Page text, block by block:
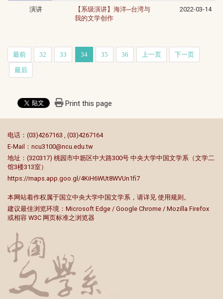
演讲
【系级演讲】海洋─台湾与
我的文学创作
2022-03-14
最前 32 33 34 35 36 上一页 下一页
最后
Print this page
电话：(03)4267163 , (03)4267164
E-Mail： ncu3100@ncu.edu.tw
地址：(320317) 桃园市中坜区中大路300号 中央大学中国文学系（文学二
馆3楼313室）
https://maps.app.goo.gl/4KiH6WUt8WVUn1fi7
本网站着作权属于国立中央大学中国文学系，请详见 使用规则 。
建议最佳浏览环境：Microsoft Edge / Google Chrome / Mozilla Firefox
或相容 W3C 网页标准之浏览器